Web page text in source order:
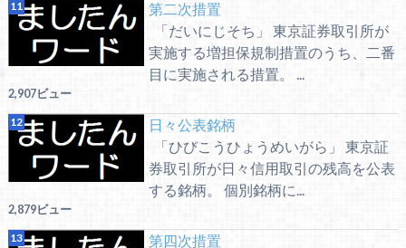
第二次措置
「だいにじそち」 東京証券取引所が
実施する増担保規制措置のうち、二番
目に実施される措置。 ...
2,907ビュー
日々公表銘柄
「ひびこうひょうめいがら」 東京証
券取引所が日々信用取引の残高を公表
する銘柄。 個別銘柄に...
2,879ビュー
第四次措置